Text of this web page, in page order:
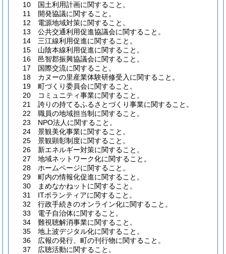
10 国土利用計画に関すること。
11 開発協議に関すること。
12 電源地域対策に関すること。
13 公共交通利用促進協議会に関すること。
14 三江線利用促進に関すること。
15 山陰本線利用促進に関すること。
16 邑智郡振興協議会に関すること。
17 国際交流に関すること。
18 カヌーの里産業体験研修受入に関すること。
19 町づくり委員会に関すること。
20 コミュニティ事業に関すること。
21 誇りの持てるふるさとづくり事業に関すること。
22 職員の地域担当制に関すること。
23 NPO法人に関すること。
24 景観美化事業に関すること。
25 景観顕彰制度に関すること。
26 新エネルギー対策に関すること。
27 地域ネットワーク化に関すること。
28 ホームページに関すること。
29 町内の情報化促進に関すること。
30 まめなかねットに関すること。
31 ITボランティアに関すること。
32 行政手続きのオンライン化に関すること。
33 電子自治体に関すること。
34 難視聴解消事業に関すること。
35 地上波デジタル化に関すること。
36 広報の発行、町の刊行物に関すること。
37 広聴活動に関すること。